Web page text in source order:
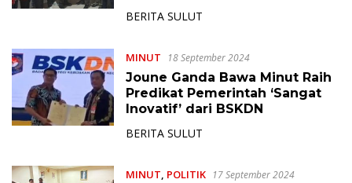
BERITA SULUT
MINUT 18 September 2024
Joune Ganda Bawa Minut Raih
Predikat Pemerintah ‘Sangat
Inovatif’ dari BSKDN
BERITA SULUT
MINUT POLITIK 17 September 2024